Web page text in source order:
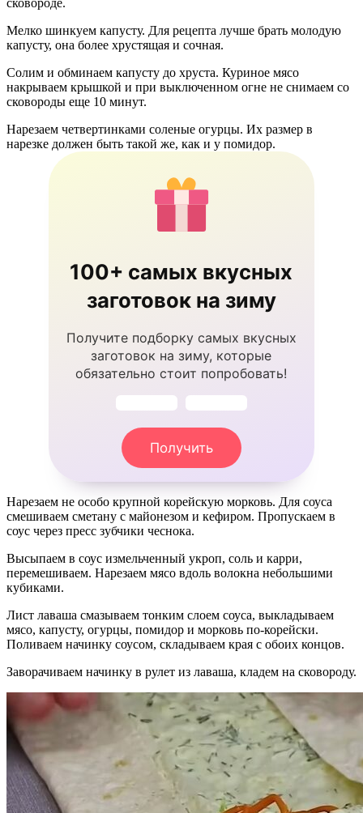
сковороде.
Мелко шинкуем капусту. Для рецепта лучше брать молодую
капусту, она более хрустящая и сочная.
Солим и обминаем капусту до хруста. Куриное мясо
накрываем крышкой и при выключенном огне не снимаем со
сковороды еще 10 минут.
Нарезаем четвертинками соленые огурцы. Их размер в
нарезке должен быть такой же, как и у помидор.
100+ самых вкусных
заготовок на зиму
Получите подборку самых вкусных
заготовок на зиму, которые
обязательно стоит попробовать!
Получить
Нарезаем не особо крупной корейскую морковь. Для соуса
смешиваем сметану с майонезом и кефиром. Пропускаем в
соус через пресс зубчики чеснока.
Высыпаем в соус измельченный укроп, соль и карри,
перемешиваем. Нарезаем мясо вдоль волокна небольшими
кубиками.
Лист лаваша смазываем тонким слоем соуса, выкладываем
мясо, капусту, огурцы, помидор и морковь по-корейски.
Поливаем начинку соусом, складываем края с обоих концов.
Заворачиваем начинку в рулет из лаваша, кладем на сковороду.